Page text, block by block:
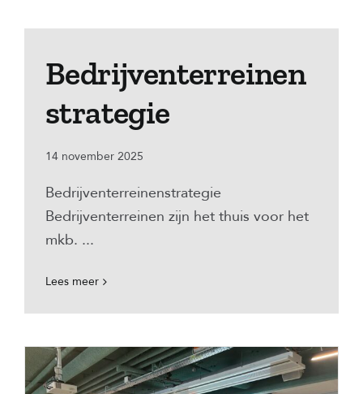
Bedrijventerreinen
strategie
14 november 2025
Bedrijventerreinenstrategie
Bedrijventerreinen zijn het thuis voor het
mkb. ...
Lees meer